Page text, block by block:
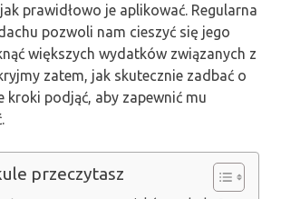
prawidłowo je aplikować. Regularna
pozwoli nam cieszyć się jego
większych wydatków związanych z
zatem, jak skutecznie zadbać o
kroki podjąć, aby zapewnić mu
przeczytasz